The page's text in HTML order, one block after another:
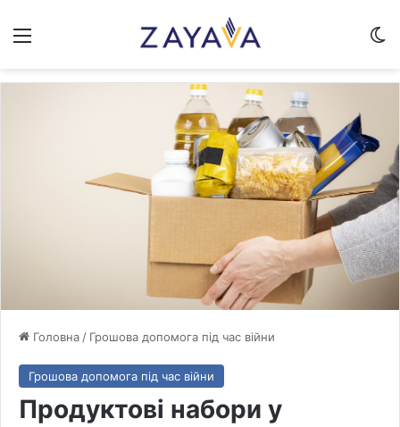
Меню
Головна / Грошова допомога під час війни
Грошова допомога під час війни
Продуктові набори у